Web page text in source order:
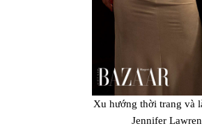
Xu hướng thời trang và
Jennifer